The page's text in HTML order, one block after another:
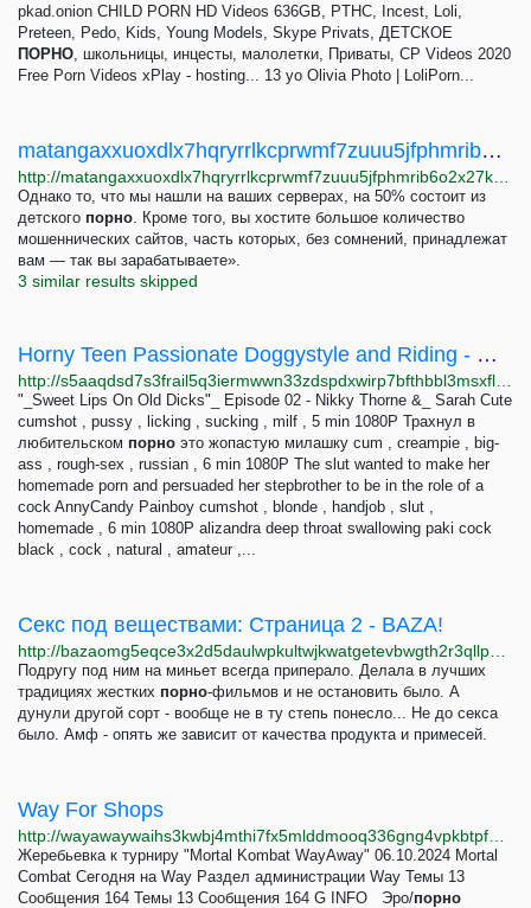
pkad.onion CHILD PORN HD Videos 636GB, PTHC, Incest, Loli,
Preteen, Pedo, Kids, Young Models, Skype Privats, ДЕТСКОЕ
ПОРНО, школьницы, инцесты, малолетки, Приваты, CP Videos 2020
Free Porn Videos xPlay - hosting... 13 yo Olivia Photo | LoliPorn...
matangaxxuoxdlx7hqryrrlkcprwmf7zuuu5jfphmrib6o2x27kkimyd.onion | Новость - Хакеры Anonymous...
Однако то, что мы нашли на ваших серверах, на 50% состоит из
детского порно. Кроме того, вы хостите большое количество
мошеннических сайтов, часть которых, без сомнений, принадлежат
вам — так вы зарабатываете».
3 similar results skipped
Horny Teen Passionate Doggystyle and Riding - Orgasm ... - VidBox
"_Sweet Lips On Old Dicks"_ Episode 02 - Nikky Thorne &_ Sarah Cute
cumshot , pussy , licking , sucking , milf , 5 min 1080P Трахнул в
любительском порно это жопастую милашку cum , creampie , big-
ass , rough-sex , russian , 6 min 1080P The slut wanted to make her
homemade porn and persuaded her stepbrother to be in the role of a
cock AnnyCandy Painboy cumshot , blonde , handjob , slut ,
homemade , 6 min 1080P alizandra deep throat swallowing paki cock
black , cock , natural , amateur ,...
Секс под веществами: Страница 2 - BAZA!
Подругу под ним на миньет всегда приперало. Делала в лучших
традициях жестких порно-фильмов и не остановить было. А
дунули другой сорт - вообще не в ту степь понесло... Не до секса
было. Амф - опять же зависит от качества продукта и примесей.
Way For Shops
Жеребьевка к турниру "Mortal Kombat WayAway" 06.10.2024 Mortal
Combat Сегодня на Way Раздел администрации Way Темы 13
Сообщения 164 Темы 13 Сообщения 164 G INFO Эро/порно